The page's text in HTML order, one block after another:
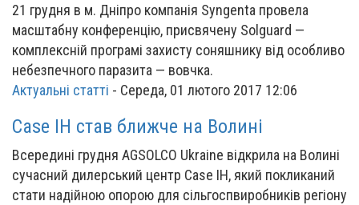
21 грудня в м. Дніпро компанія Syngenta провела
масштабну конференцію, присвячену Solguard —
комплексній програмі захисту соняшнику від особливо
небезпечного паразита — вовчка.
Актуальні статті - Середа, 01 лютого 2017 12:06
Case IH став ближче на Волині
Всередині грудня AGSOLCO Ukraine відкрила на Волині
сучасний дилерський центр Case IH, який покликаний
стати надійною опорою для сільгоспвиробників регіону